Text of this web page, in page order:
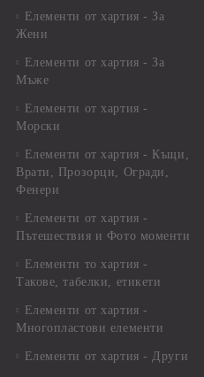
Елементи от хартия - За
Жени
Елементи от хартия - За
Мъже
Елементи от хартия -
Морски
Елементи от хартия - Къщи,
Врати, Прозорци, Огради,
Фенери
Елементи от хартия -
Пътешествия и Фото моменти
Елементи то хартия -
Такове, табелки, етикети
Елементи от хартия -
Многопластови елементи
Елементи от хартия - Други